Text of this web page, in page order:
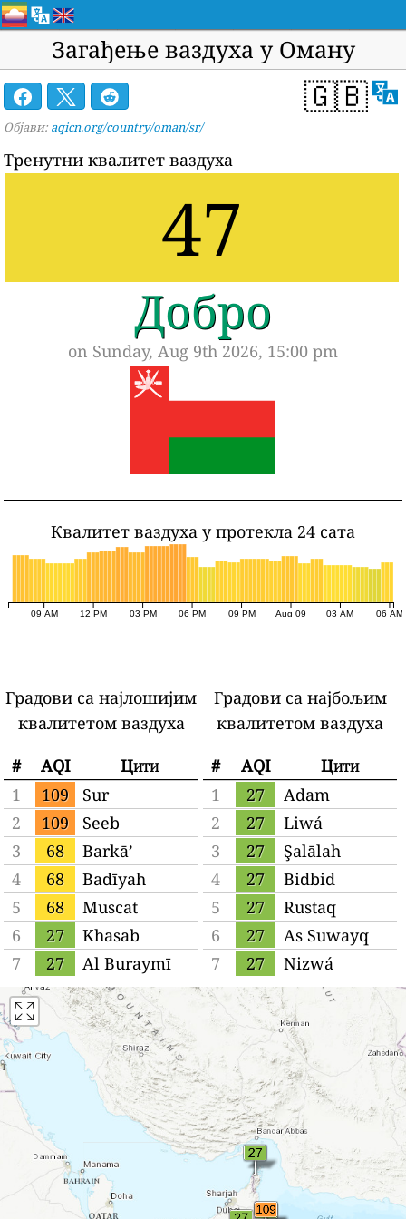
Загађење ваздуха у Оману
🇬🇧
Објави: aqicn.org/country/oman/sr/
Тренутни квалитет ваздуха
47
Добро
on Sunday, Aug 9th 2026, 15:00 pm
Квалитет ваздуха у протекла 24 сата
09 AM 12 PM 03 PM 06 PM 09 PM Aug 09 03 AM 06 AM
Градови са најлошијим
квалитетом ваздуха
#
AQI
Цити
1
109
Sur
2
109
Seeb
3
68
Barkā’
4
68
Badīyah
5
68
Muscat
6
27
Khasab
7
27 Al Buraymī
Градови са најбољим
квалитетом ваздуха
#
AQI
Цити
1
27
Adam
2
27
Liwá
3
27
Şalālah
4
27
Bidbid
5
27
Rustaq
6
27
As Suwayq
7
27 Nizwá